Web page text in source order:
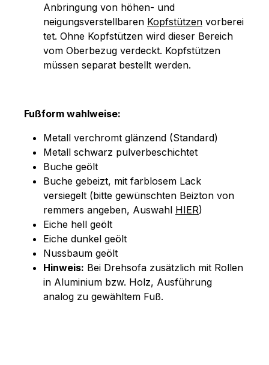
Anbringung von höhen- und
neigungsverstellbaren Kopfstützen vorberei
tet. Ohne Kopfstützen wird dieser Bereich
vom Oberbezug verdeckt. Kopfstützen
müssen separat bestellt werden.
Fußform wahlweise:
Metall verchromt glänzend (Standard)
Metall schwarz pulverbeschichtet
Buche geölt
Buche gebeizt, mit farblosem Lack
versiegelt (bitte gewünschten Beizton von
remmers angeben, Auswahl HIER)
Eiche hell geölt
Eiche dunkel geölt
Nussbaum geölt
Hinweis: Bei Drehsofa zusätzlich mit Rollen
in Aluminium bzw. Holz, Ausführung
analog zu gewähltem Fuß.